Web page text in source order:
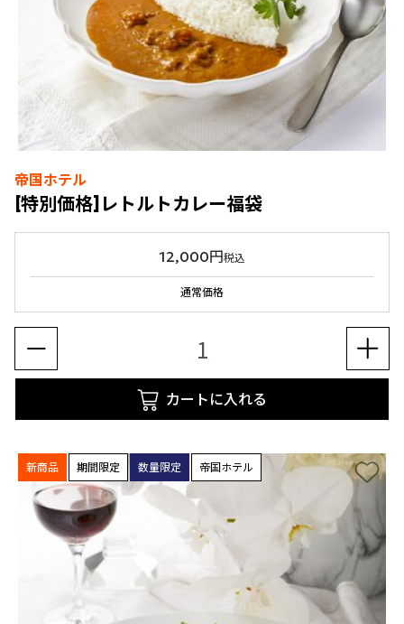
帝国ホテル
[特別価格]レトルトカレー福袋
12,000円税込
通常価格
カートに入れる
新商品 期間限定 数量限定 帝国ホテル